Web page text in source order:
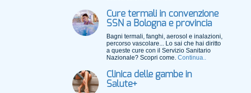
Cure termali in convenzione
SSN a Bologna e provincia
Bagni termali, fanghi, aerosol e inalazioni,
percorso vascolare... Lo sai che hai diritto
a queste cure con il Servizio Sanitario
Nazionale? Scopri come. Continua..
Clinica delle gambe in
Salute+